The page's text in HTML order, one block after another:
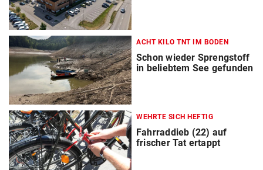
ACHT KILO TNT IM BODEN
Schon wieder Sprengstoff
in beliebtem See gefunden
WEHRTE SICH HEFTIG
Fahrraddieb (22) auf
frischer Tat ertappt